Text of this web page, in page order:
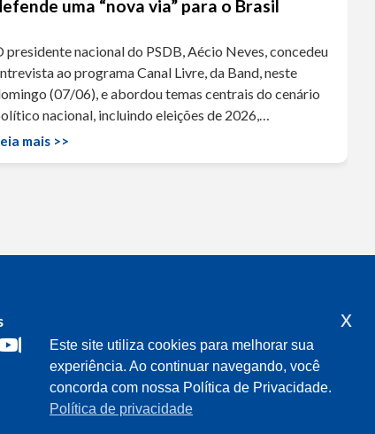
uma “nova via” para o Brasil
presidente nacional do PSDB, Aécio Neves, concedeu
ao programa Canal Livre, da Band, neste
(07/06), e abordou temas centrais do cenário
nacional, incluindo eleições de 2026,…
mais >>
Este site utiliza cookies para melhorar sua
experiência. Ao continuar navegando, você
concorda com nossa Política de Privacidade.
Política de privacidade
x